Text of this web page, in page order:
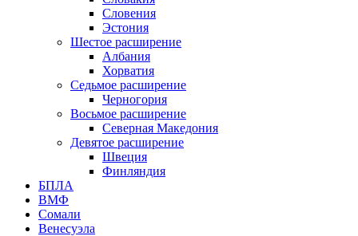
Словения
Эстония
Шестое расширение
Албания
Хорватия
Седьмое расширение
Черногория
Восьмое расширение
Северная Македония
Девятое расширение
Швеция
Финляндия
БПЛА
ВМФ
Сомали
Венесуэла